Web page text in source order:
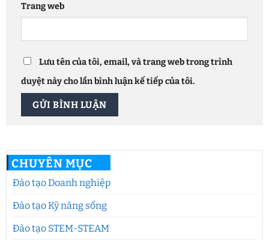
CHUYÊN MỤC
Đào tạo Doanh nghiệp
Đào tạo Kỹ năng sống
Đào tạo STEM-STEAM
Trang web
Lưu tên của tôi, email, và trang web trong trình
duyệt này cho lần bình luận kế tiếp của tôi.